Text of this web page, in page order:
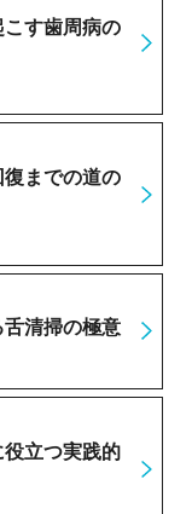
す歯周病の
までの道の
清掃の極意
立つ実践的